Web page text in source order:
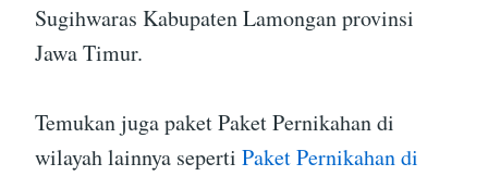
Sugihwaras Kabupaten Lamongan provinsi
Jawa Timur.
Temukan juga paket Paket Pernikahan di
wilayah lainnya seperti Paket Pernikahan di